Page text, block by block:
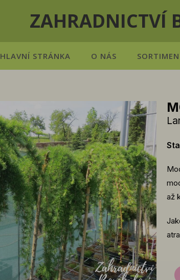
ZAHRADNICTVÍ
HLAVNÍ STRÁNKA O NÁS
až